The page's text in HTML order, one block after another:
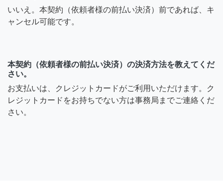
いいえ。本契約（依頼者様の前払い決済）前であれば、キ
ャンセル可能です。
本契約（依頼者様の前払い決済）の決済方法を教えてくだ
さい。
お支払いは、クレジットカードがご利用いただけます。ク
レジットカードをお持ちでない方は事務局までご連絡くだ
さい。